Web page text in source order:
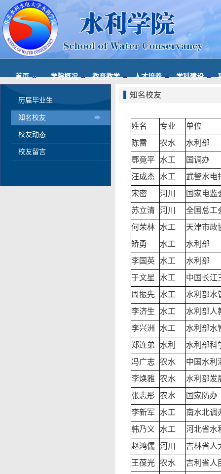
首页 学院概况 教育教学 人才培养 学科建设
历届毕业生
知名校友
校友动态
校友留言
知名校友
姓名 专业
单位
陈雷
农水
水利部
鄂竟平
水工
国调办
汪成杰
水工
武警水电
宋密
河川
国家电监
苏立清 河川
全国总工
何荣林
水工
天津市政
矫勇
水工
水利部
李国英
水工
水利部
于文星
水工
中国长江
周振先
水工
水利部水
李济生
水工
水利部人
李兴洲
水工
水利部水
郑连弟
水利
水利部科
冯广志 农水
中国水利
李焕雅 农水
水利部发
张志彤 农水
国家防办
李新军
水工
南水北调
韩乃义
水工
河北省水
赵鸿儒 河川
吉林省人
王葆光 农水
吉利省人